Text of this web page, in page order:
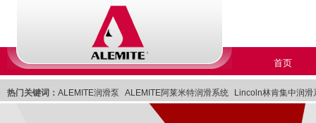
首页
热门关键词： ALEMITE润滑泵 ALEMITE阿莱米特润滑系统 Lincoln林肯集中润滑
美国Lincoln林肯集中润滑系统 Lincoln美国林肯集中润滑